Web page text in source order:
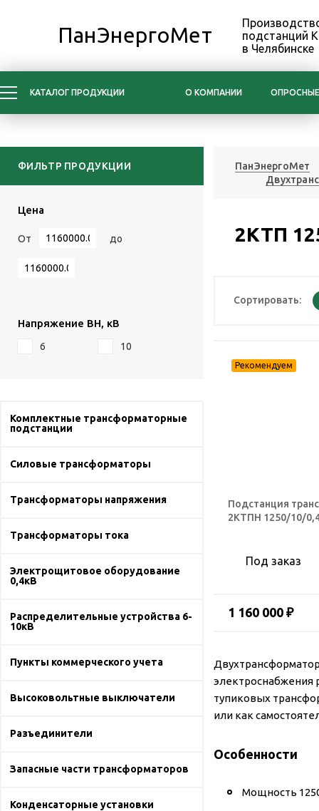
ПанЭнергоМет
подстанций
в Челябинске
КАТАЛОГ ПРОДУКЦИИ О КОМПАНИИ
ФИЛЬТР ПРОДУКЦИИ
Цена
От до
Напряжение ВН, кВ
6 10
Комплектные трансформаторные
подстанции
Силовые трансформаторы
Трансформаторы напряжения
Трансформаторы тока
Электрощитовое оборудование
0,4кВ
Распределительные устройства 6-
10кВ
Пункты коммерческого учета
Высоковольтные выключатели
Разъединители
Запасные части трансформаторов
Конденсаторные установки
ПанЭнергоМет
2КТП
Сортировать:
Подстанция
2КТПН 1250/10/
Под заказ
1 160 000 ₽
электроснабжения
тупиковых
или как
Особенности
Мощность